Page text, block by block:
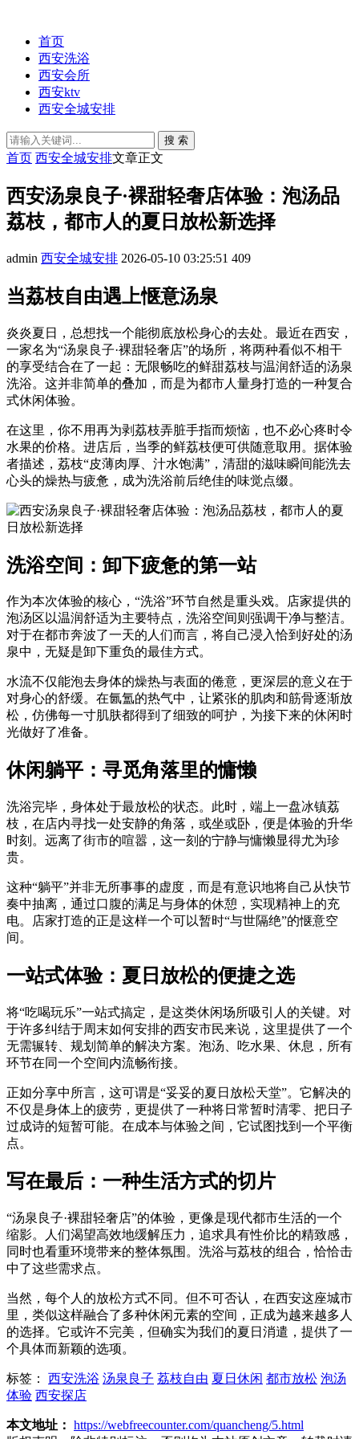
首页
西安洗浴
西安会所
西安ktv
西安全城安排
搜 索
首页 西安全城安排文章正文
西安汤泉良子·裸甜轻奢店体验：泡汤品
荔枝，都市人的夏日放松新选择
admin 西安全城安排 2026-05-10 03:25:51 409
当荔枝自由遇上惬意汤泉
炎炎夏日，总想找一个能彻底放松身心的去处。最近在西安，
一家名为“汤泉良子·裸甜轻奢店”的场所，将两种看似不相干
的享受结合在了一起：无限畅吃的鲜甜荔枝与温润舒适的汤泉
洗浴。这并非简单的叠加，而是为都市人量身打造的一种复合
式休闲体验。
在这里，你不用再为剥荔枝弄脏手指而烦恼，也不必心疼时令
水果的价格。进店后，当季的鲜荔枝便可供随意取用。据体验
者描述，荔枝“皮薄肉厚、汁水饱满”，清甜的滋味瞬间能洗去
心头的燥热与疲惫，成为洗浴前后绝佳的味觉点缀。
洗浴空间：卸下疲惫的第一站
作为本次体验的核心，“洗浴”环节自然是重头戏。店家提供的
泡汤区以温润舒适为主要特点，洗浴空间则强调干净与整洁。
对于在都市奔波了一天的人们而言，将自己浸入恰到好处的汤
泉中，无疑是卸下重负的最佳方式。
水流不仅能泡去身体的燥热与表面的倦意，更深层的意义在于
对身心的舒缓。在氤氲的热气中，让紧张的肌肉和筋骨逐渐放
松，仿佛每一寸肌肤都得到了细致的呵护，为接下来的休闲时
光做好了准备。
休闲躺平：寻觅角落里的慵懒
洗浴完毕，身体处于最放松的状态。此时，端上一盘冰镇荔
枝，在店内寻找一处安静的角落，或坐或卧，便是体验的升华
时刻。远离了街市的喧嚣，这一刻的宁静与慵懒显得尤为珍
贵。
这种“躺平”并非无所事事的虚度，而是有意识地将自己从快节
奏中抽离，通过口腹的满足与身体的休憩，实现精神上的充
电。店家打造的正是这样一个可以暂时“与世隔绝”的惬意空
间。
一站式体验：夏日放松的便捷之选
将“吃喝玩乐”一站式搞定，是这类休闲场所吸引人的关键。对
于许多纠结于周末如何安排的西安市民来说，这里提供了一个
无需辗转、规划简单的解决方案。泡汤、吃水果、休息，所有
环节在同一个空间内流畅衔接。
正如分享中所言，这可谓是“妥妥的夏日放松天堂”。它解决的
不仅是身体上的疲劳，更提供了一种将日常暂时清零、把日子
过成诗的短暂可能。在成本与体验之间，它试图找到一个平衡
点。
写在最后：一种生活方式的切片
“汤泉良子·裸甜轻奢店”的体验，更像是现代都市生活的一个
缩影。人们渴望高效地缓解压力，追求具有性价比的精致感，
同时也看重环境带来的整体氛围。洗浴与荔枝的组合，恰恰击
中了这些需求点。
当然，每个人的放松方式不同。但不可否认，在西安这座城市
里，类似这样融合了多种休闲元素的空间，正成为越来越多人
的选择。它或许不完美，但确实为我们的夏日消遣，提供了一
个具体而新颖的选项。
标签： 西安洗浴 汤泉良子 荔枝自由 夏日休闲 都市放松 泡汤
体验 西安探店
本文地址： https://webfreecounter.com/quancheng/5.html